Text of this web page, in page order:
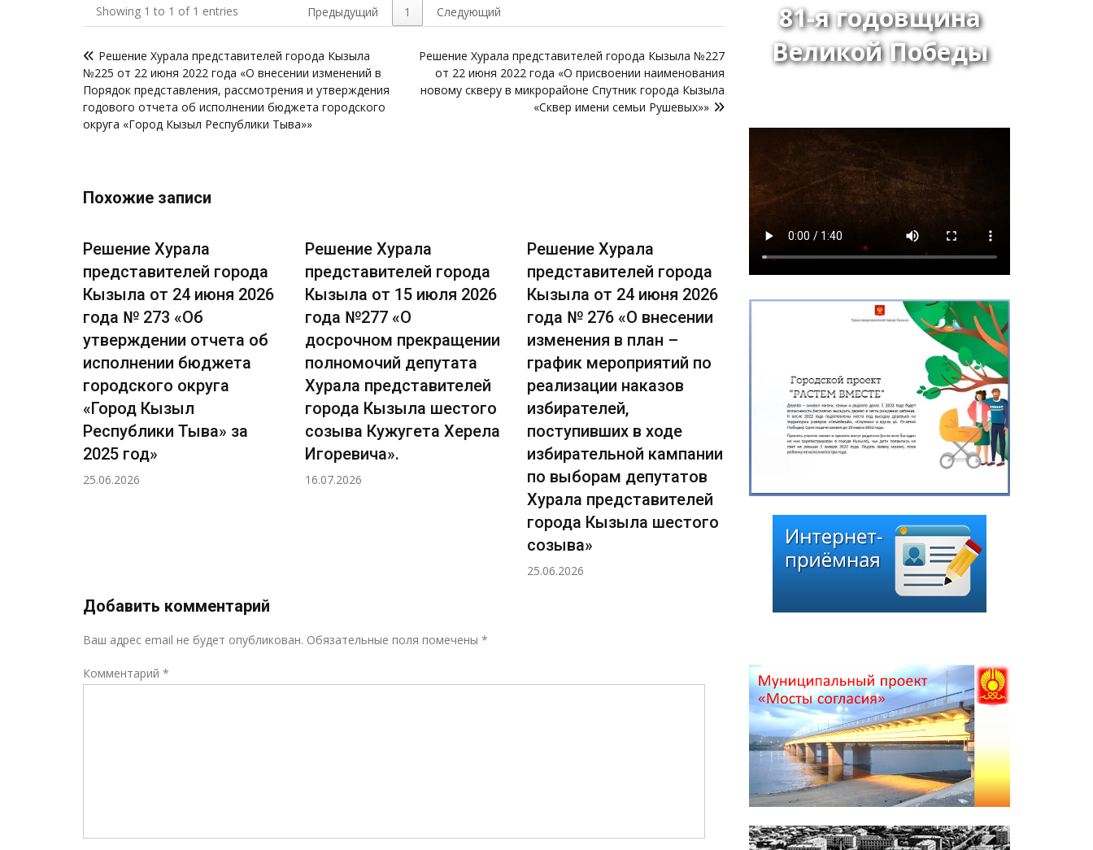
Showing 1 to 1 of 1 entries Предыдущий 1 Следующий
по
записям
Решение Хурала представителей города Кызыла
№225 от 22 июня 2022 года «О внесении изменений в
Порядок представления, рассмотрения и утверждения
годового отчета об исполнении бюджета городского
округа «Город Кызыл Республики Тыва»»
Решение Хурала представителей города Кызыла №227
от 22 июня 2022 года «О присвоении наименования
новому скверу в микрорайоне Спутник города Кызыла
«Сквер имени семьи Рушевых»»
Похожие записи
Решение Хурала
представителей города
Кызыла от 24 июня 2026
года № 273 «Об
утверждении отчета об
исполнении бюджета
городского округа
«Город Кызыл
Республики Тыва» за
2025 год»
25.06.2026
Решение Хурала
представителей города
Кызыла от 15 июля 2026
года №277 «О
досрочном прекращении
полномочий депутата
Хурала представителей
города Кызыла шестого
созыва Кужугета Херела
Игоревича».
16.07.2026
Решение Хурала
представителей города
Кызыла от 24 июня 2026
года № 276 «О внесении
изменения в план –
график мероприятий по
реализации наказов
избирателей,
поступивших в ходе
избирательной кампании
по выборам депутатов
Хурала представителей
города Кызыла шестого
созыва»
25.06.2026
Решение Хурала
представителей города
года № 275 «О внесении
поступивших в ходе
избирательной кампании
по выборам депутатов
Хурала представителей
созыва»
Добавить комментарий
Ваш адрес email не будет опубликован. Обязательные поля помечены *
Комментарий *
81-я годовщина
Великой Победы